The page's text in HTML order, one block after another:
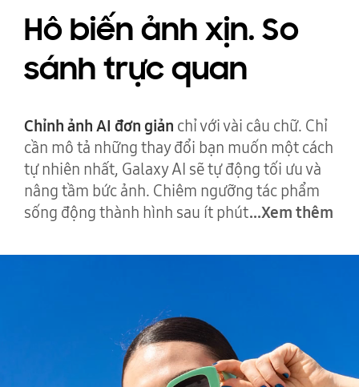
để tạo các cảnh quay tập trung vào chủ thể.
Hô biến ảnh xịn. So
sánh trực quan
Chỉnh ảnh AI đơn giản chỉ với vài câu chữ. Chỉ
cần mô tả những thay đổi bạn muốn một cách
tự nhiên nhất, Galaxy AI sẽ tự động tối ưu và
nâng tầm bức ảnh. Chiêm ngưỡng tác phẩm
sống động thành hình sau ít phút...Xem thêm
bức ảnh xuất hiện. Người dùng mô tả những gì họ muốn